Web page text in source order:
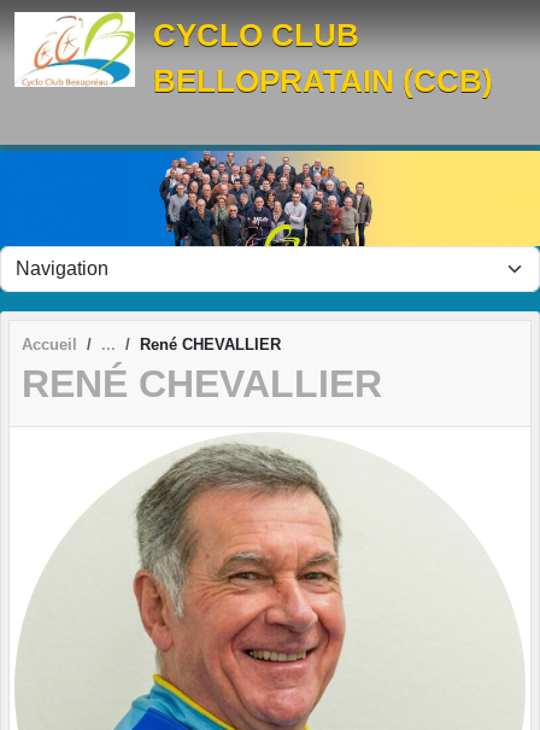
CYCLO CLUB
BELLOPRATAIN (CCB)
Accueil René CHEVALLIER
RENÉ CHEVALLIER
Panneau de gestion des cookies